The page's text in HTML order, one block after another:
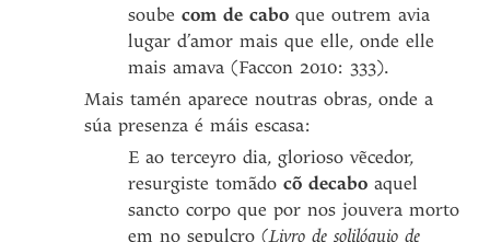
soubecom de cabo que outrem avia
lugar d’amor mais que elle, onde elle
mais amava (Faccon 2010: 333).
Mais tamén aparece noutras obras, onde a
súa presenza é máis escasa:
E ao terceyro dia, glorioso vẽcedor,
resurgiste tomãdocõ decabo aquel
sancto corpo que por nos jouvera morto
em no sepulcro (Livro de solilóquio de